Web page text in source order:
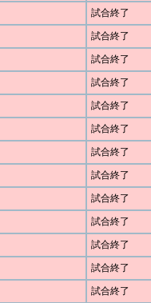
試合終了
試合終了
試合終了
試合終了
試合終了
試合終了
試合終了
試合終了
試合終了
試合終了
試合終了
試合終了
試合終了